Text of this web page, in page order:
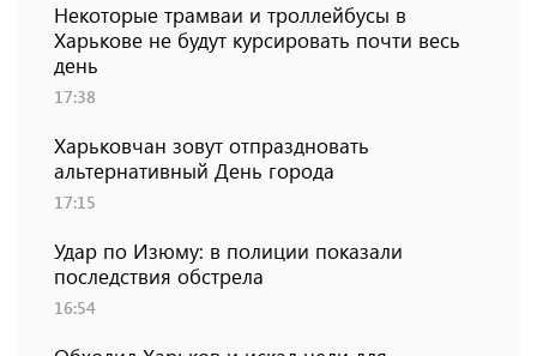
Некоторые трамваи и троллейбусы в
Харькове не будут курсировать почти весь
день
17:38
Харьковчан зовут отпраздновать
альтернативный День города
17:15
Удар по Изюму: в полиции показали
последствия обстрела
16:54